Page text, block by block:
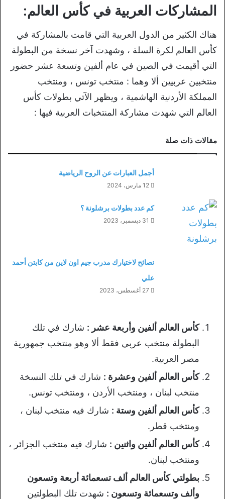
المشاركات العربية في كأس العالم:
هناك الكثير من الدول العربية التي قامت بالمشاركة في
كأس العالم لكرة السلة ، وشهدت آخر نسخة من البطولة
التي أقيمت في الصين في عام ألفين وتسعة عشر حضور
منتخبين عربيين ألا وهما : منتخب تونس ، ومنتخب
المملكة الأردنية الهاشمية ، ويظهر الآتي بطولات كأس
العالم التي شهدت مشاركة المنتخبات العربية فيها :
مقالات ذات صلة
أجمل العبارات عن الروح الرياضية
12 مارس، 2024
كم عدد بطولات برشلونة ؟
31 ديسمبر، 2023
نصائح لاختيارك مدرب جيم اون لاين من كابتن أحمد
علي
27 أغسطس، 2023
كأس العالم ألفين وأربعة عشر : شارك في تلك
البطولة منتخب عربي فقط ألا وهو منتخب جمهورية
مصر العربية.
كأس العالم ألفين وعشرة : شارك في تلك النسخة
منتخب لبنان ، ومنتخب الأردن ، ومنتخب تونس.
كأس العالم ألفين وستة : شارك فيه منتخب لبنان ،
ومنتخب قطر.
كأس العالم ألفين واثنين : شارك فيه منتخب الجزائر ،
ومنتخب لبنان.
بطولتي كأس العالم ألف تسعمائة أربعة وتسعون
وألف وتسعمائة وتسعون : شهدت تلك البطولتين